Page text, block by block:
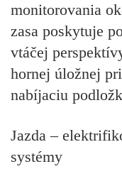
monitorovania
zasa poskytuje
vtáčej
hornej úložnej
nabíjaciu
Jazda –
systémy